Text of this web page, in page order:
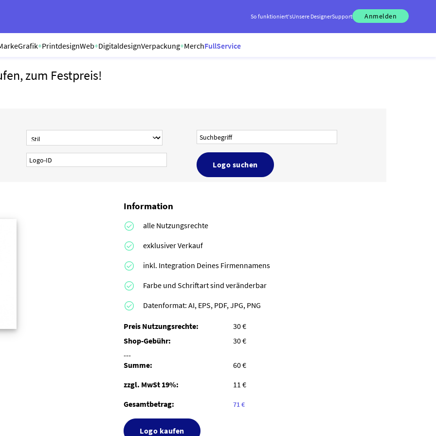
So funktioniert'sUnsere DesignerSupport Anmelden
Grafik+PrintdesignWeb+DigitaldesignVerpackung+MerchFullService
zum Festpreis!
Logo suchen
Information
alle Nutzungsrechte
exklusiver Verkauf
inkl. Integration Deines Firmennamens
Farbe und Schriftart sind veränderbar
Datenformat: AI, EPS, PDF, JPG, PNG
Preis Nutzungsrechte:
30 €
Shop-Gebühr:
30 €
---
Summe:
60 €
zzgl. MwSt 19%:
11 €
Gesamtbetrag:
71 €
Logo kaufen